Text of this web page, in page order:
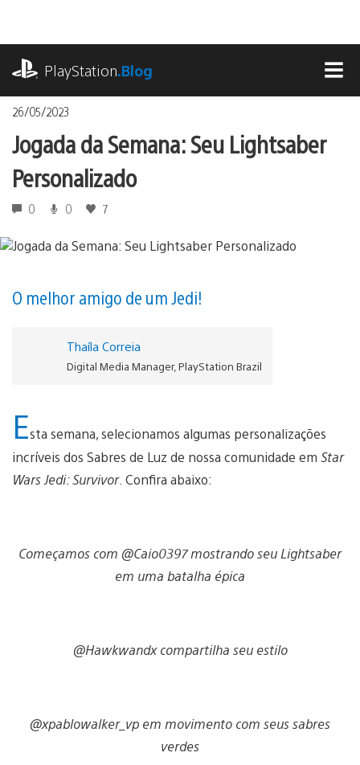
o
conteúdo
PlayStation.Blog
26/05/2023
Jogada da Semana: Seu Lightsaber
Personalizado
0 0 7
O melhor amigo de um Jedi!
Thaíla Correia
Digital Media Manager, PlayStation Brazil
Esta semana, selecionamos algumas personalizações
incríveis dos Sabres de Luz de nossa comunidade em Star
Wars Jedi: Survivor. Confira abaixo:
Começamos com @Caio0397 mostrando seu Lightsaber
em uma batalha épica
@Hawkwandx compartilha seu estilo
@xpablowalker_vp em movimento com seus sabres
verdes